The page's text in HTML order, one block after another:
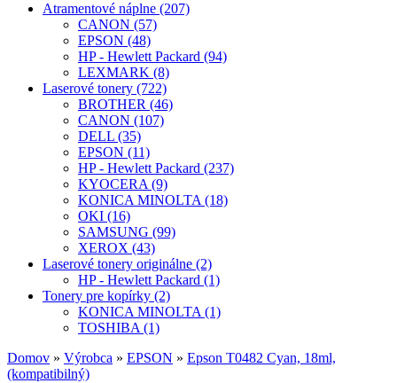
Atramentové náplne (207)
CANON (57)
EPSON (48)
HP - Hewlett Packard (94)
LEXMARK (8)
Laserové tonery (722)
BROTHER (46)
CANON (107)
DELL (35)
EPSON (11)
HP - Hewlett Packard (237)
KYOCERA (9)
KONICA MINOLTA (18)
OKI (16)
SAMSUNG (99)
XEROX (43)
Laserové tonery originálne (2)
HP - Hewlett Packard (1)
Tonery pre kopírky (2)
KONICA MINOLTA (1)
TOSHIBA (1)
Domov » Výrobca » EPSON » Epson T0482 Cyan, 18ml,
(kompatibilný)